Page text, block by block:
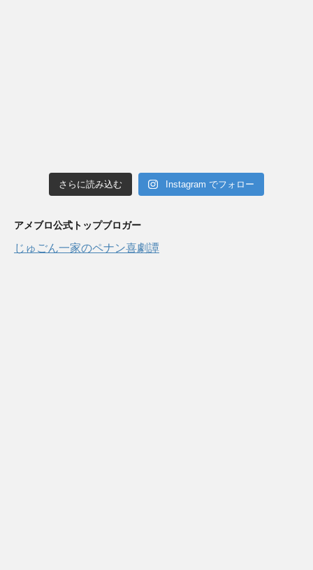
さらに読み込む Instagram でフォロー
アメブロ公式トップブロガー
じゅごん一家のペナン喜劇譚